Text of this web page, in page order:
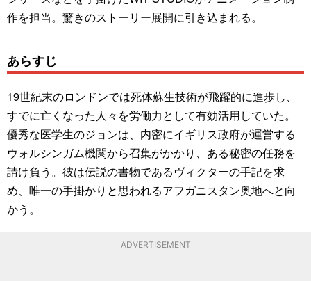
作を担当。驚きのストーリー展開に引き込まれる。
あらすじ
19世紀末のロンドンでは死体蘇生技術が飛躍的に進歩し、
すでに亡くなった人々を労働力として有効活用していた。
優秀な医学生のジョンは、内密にイギリス政府が運営する
ウォルシンガム機関から召集がかかり、ある秘密の任務を
請け負う。彼は伝説の書物であるヴィクターの手記を求
め、唯一の手掛かりと思われるアフガニスタン奥地へと向
かう。
ADVERTISEMENT